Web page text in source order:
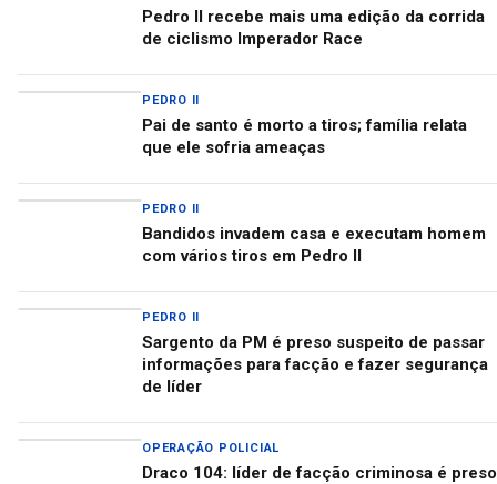
Pedro II recebe mais uma edição da corrida
de ciclismo Imperador Race
PEDRO II
Pai de santo é morto a tiros; família relata
que ele sofria ameaças
PEDRO II
Bandidos invadem casa e executam homem
com vários tiros em Pedro II
PEDRO II
Sargento da PM é preso suspeito de passar
informações para facção e fazer segurança
de líder
OPERAÇÃO POLICIAL
Draco 104: líder de facção criminosa é preso